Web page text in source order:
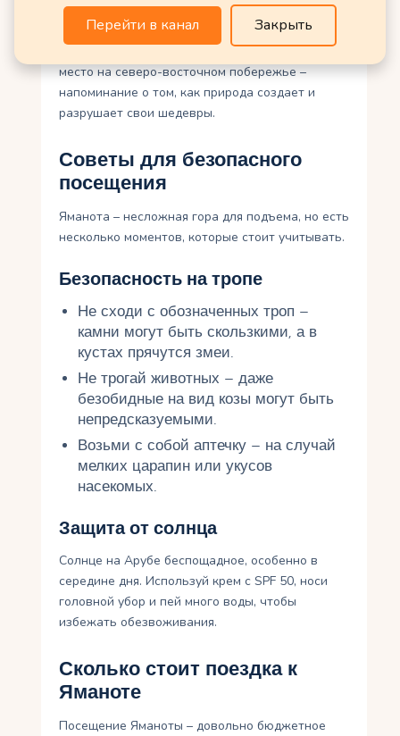
Хотя знаменитый Природный мост обрушился в
2005 году, его остатки все еще впечатляют. Это
место на северо-восточном побережье –
напоминание о том, как природа создает и
разрушает свои шедевры.
Советы для безопасного
посещения
Яманота – несложная гора для подъема, но есть
несколько моментов, которые стоит учитывать.
Безопасность на тропе
Не сходи с обозначенных троп –
камни могут быть скользкими, а в
кустах прячутся змеи.
Не трогай животных – даже
безобидные на вид козы могут быть
непредсказуемыми.
Возьми с собой аптечку – на случай
мелких царапин или укусов
насекомых.
Защита от солнца
Солнце на Арубе беспощадное, особенно в
середине дня. Используй крем с SPF 50, носи
головной убор и пей много воды, чтобы
избежать обезвоживания.
Сколько стоит поездка к
Яманоте
Посещение Яманоты – довольно бюджетное
Перейти в канал Закрыть